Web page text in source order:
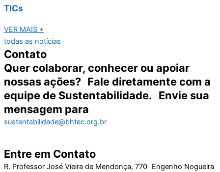
TICs
VER MAIS +
todas as notícias
Contato
Quer colaborar, conhecer ou apoiar
nossas ações? Fale diretamente com a
equipe de Sustentabilidade. Envie sua
mensagem para
sustentabilidade@bhtec.org.br
Entre em Contato
R. Professor José Vieira de Mendonça, 770 Engenho Nogueira